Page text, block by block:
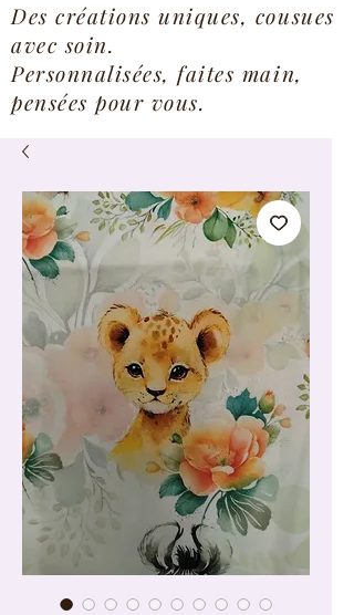
Des créations uniques, cousues
avec soin.
Personnalisées, faites main,
pensées pour vous.